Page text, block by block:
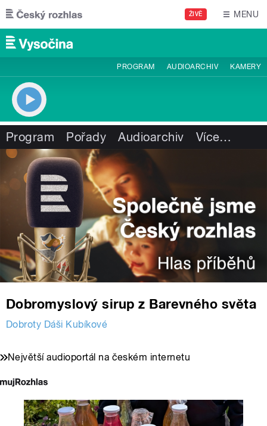
Přejít k hlavnímu obsahu
ŽIVĚ MENU
PROGRAM AUDIOARCHIV KAMERY
Program Pořady Audioarchiv Více…
Dobromyslový sirup z Barevného světa
Dobroty Dáši Kubíkové
Největší audioportál na českém internetu